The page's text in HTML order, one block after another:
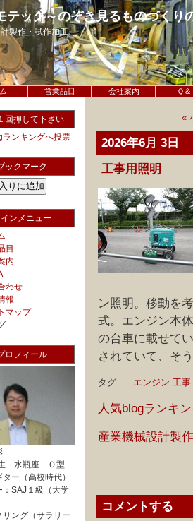
テック～のぞき見るものづくり
製作・試作加工
営業品目 会社案内 Ｑ
回押して下さい
ランキングへ投票
ックマーク
インメニュー
目
内
わせ
報
マップ
ロフィール
水瓶座 Ｏ型
ー（高校時代）
SAJ１級（大学
ング（サラリー
«
2026年6月 3日
工事用照明
ン照明。移動を
式。エンジン本
の台車に載せて
されていて、そ
タグ: エンジン 工事
人気blogランキ
産業機械設計製
コメントする